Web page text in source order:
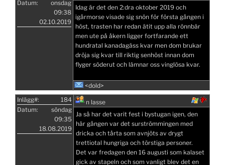
Datum:
onsdag
09:38
02.10.2019
Idag är det den 2:dra oktober 2019 och
igårmorse visade sig snön för första gången i
höst, trasten har redan ätit upp alla rönnbär
men ute på åkern ligger fortfarande ett
hundratal kanadagäss kvar men dom brukar
dröja sig kvar till riktig senhöst innan dom
flyger söderut och lämnar oss vinglösa kvar.
<dold>
Inlägg#:
184
Datum:
söndag
09:35
18.08.2019
n lasse
Ja så har det varit fest i bystugan igen, den
här gången var det surströmmingen med
dricka och tårta som avnjöts av drygt
trettiotal hungriga och törstiga personer.
Det var fredagen den 16 augusti som kalaset
gick av stapeln och som vanligt blev det en